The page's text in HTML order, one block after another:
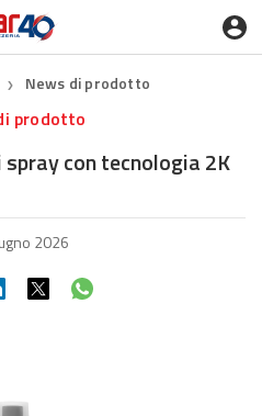
❯ News di prodotto
prodotto
con tecnologia 2K
2026